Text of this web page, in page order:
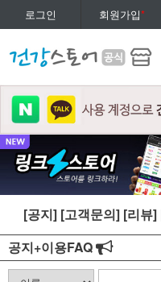
로그인 회원가입*
[공지] [고객문의] [리뷰]
공지+이용FAQ